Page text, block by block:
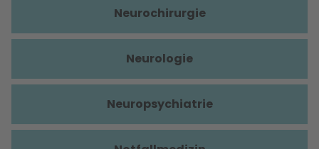
Neurochirurgie
Neurologie
Neuropsychiatrie